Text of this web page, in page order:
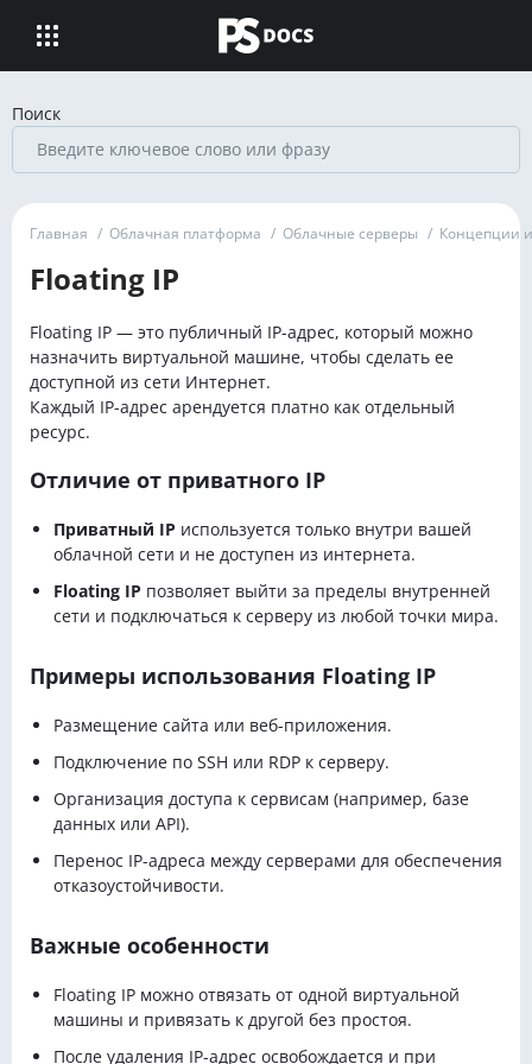
Поиск
Главная / Облачная платформа / Облачные серверы / Концепции
Floating IP
Floating IP — это публичный IP-адрес, который можно
назначить виртуальной машине, чтобы сделать ее
доступной из сети Интернет.
Каждый IP-адрес арендуется платно как отдельный
ресурс.
Отличие от приватного IP
Приватный IP используется только внутри вашей
облачной сети и не доступен из интернета.
Floating IP позволяет выйти за пределы внутренней
сети и подключаться к серверу из любой точки мира.
Примеры использования Floating IP
Размещение сайта или веб-приложения.
Подключение по SSH или RDP к серверу.
Организация доступа к сервисам (например, базе
данных или API).
Перенос IP-адреса между серверами для обеспечения
отказоустойчивости.
Важные особенности
Floating IP можно отвязать от одной виртуальной
машины и привязать к другой без простоя.
После удаления IP-адрес освобождается и при